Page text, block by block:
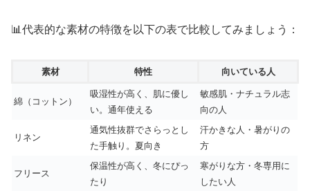
📊代表的な素材の特徴を以下の表で比較してみましょう：
素材 特性 向いている人
綿（コットン）
吸湿性が高く、肌に優し
い。通年使える
敏感肌・ナチュラル志
向の人
リネン
通気性抜群でさらっとし
た手触り。夏向き
汗かきな人・暑がりの
方
フリース
保温性が高く、冬にぴっ
たり
寒がりな方・冬専用に
したい人